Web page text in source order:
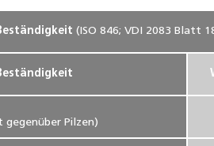
(ISO 846; VDI 2083 Blatt
gegenüber Pilzen)